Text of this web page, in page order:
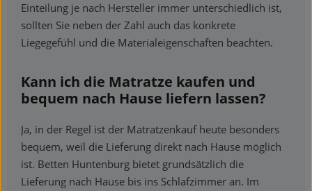
Einteilung je nach Hersteller immer unterschiedlich ist,
sollten Sie neben der Zahl auch das konkrete
Liegegefühl und die Materialeigenschaften beachten.
Kann ich die Matratze kaufen und
bequem nach Hause liefern lassen?
Ja, in der Regel ist der Matratzenkauf heute besonders
bequem, weil die Lieferung direkt nach Hause möglich
ist. Betten Huntenburg bietet grundsätzlich die
Lieferung nach Hause bis ins Schlafzimmer an. Im